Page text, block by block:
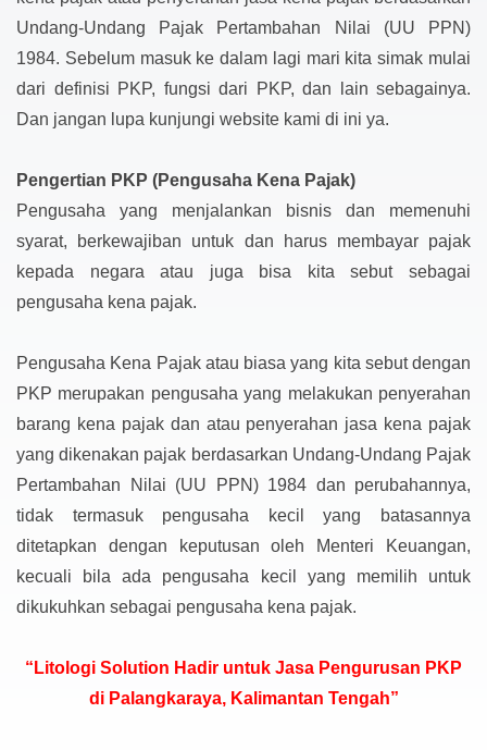
Undang-Undang Pajak Pertambahan Nilai (UU PPN)
1984. Sebelum masuk ke dalam lagi mari kita simak mulai
dari definisi PKP, fungsi dari PKP, dan lain sebagainya.
Dan jangan lupa kunjungi website kami di ini ya.
Pengertian PKP (Pengusaha Kena Pajak)
Pengusaha yang menjalankan bisnis dan memenuhi
syarat, berkewajiban untuk dan harus membayar pajak
kepada negara atau juga bisa kita sebut sebagai
pengusaha kena pajak.
Pengusaha Kena Pajak atau biasa yang kita sebut dengan
PKP merupakan pengusaha yang melakukan penyerahan
barang kena pajak dan atau penyerahan jasa kena pajak
yang dikenakan pajak berdasarkan Undang-Undang Pajak
Pertambahan Nilai (UU PPN) 1984 dan perubahannya,
tidak termasuk pengusaha kecil yang batasannya
ditetapkan dengan keputusan oleh Menteri Keuangan,
kecuali bila ada pengusaha kecil yang memilih untuk
dikukuhkan sebagai pengusaha kena pajak.
“Litologi Solution Hadir untuk Jasa Pengurusan PKP
di Palangkaraya, Kalimantan Tengah”